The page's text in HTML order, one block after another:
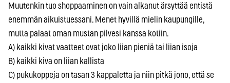
Muutenkin tuo shoppaaminen on vain alkanut ärsyttää entistä
enemmän aikuistuessani. Menet hyvillä mielin kaupungille,
mutta palaat oman mustan pilvesi kanssa kotiin.
A) kaikki kivat vaatteet ovat joko liian pieniä tai liian isoja
B) kaikki kiva on liian kallista
C) pukukoppeja on tasan 3 kappaletta ja niin pitkä jono, että se